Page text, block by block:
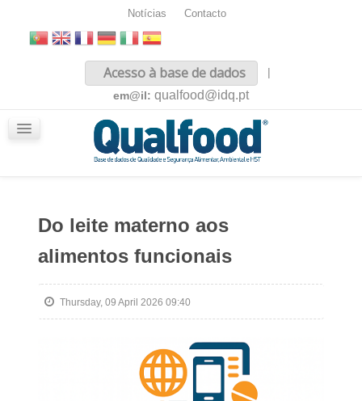
Notícias Contacto
Acesso à base de dados
|
em@il: qualfood@idq.pt
Do leite materno aos
alimentos funcionais
Thursday, 09 April 2026 09:40